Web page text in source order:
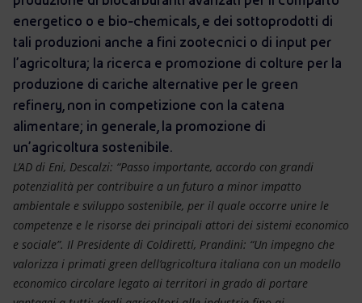
Scenari energetici
energetico o e bio-chemicals, e dei sottoprodotti di
tali produzioni anche a fini zootecnici o di input per
l’agricoltura; la ricerca e promozione di colture per la
produzione di cariche alternative per le green
refinery, non in competizione con la catena
alimentare; in generale, la promozione di
un’agricoltura sostenibile.
L’AD di Eni, Descalzi: “Passo importante, accordo con grandi
potenzialità per contribuire a un futuro a minor impatto
ambientale e sviluppo sostenibile, per il quale occorre unire le
competenze e le risorse dei principali attori dei sistemi economico
e sociale”. Il Presidente di Coldiretti, Prandini: “Un impegno che
valorizza i primati green dell’agricoltura italiana con un modello
economico circolare legato ai territori in grado di portare